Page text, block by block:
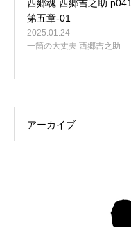
西郷魂 西郷吉之助 p041
第五章-01
2025.01.24
一箇の大丈夫 西郷吉之助
アーカイブ